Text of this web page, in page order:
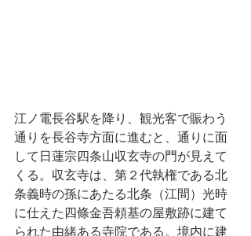
江ノ電長谷駅を降り、観光客で賑わう
通りを長谷寺方面に進むと、通りに面
して日蓮宗四条山収玄寺の門が見えて
くる。収玄寺は、第２代執権である北
条義時の孫にあたる北条（江間）光時
に仕えた四條金吾頼基の屋敷跡に建て
られた由緒ある寺院である。境内に建